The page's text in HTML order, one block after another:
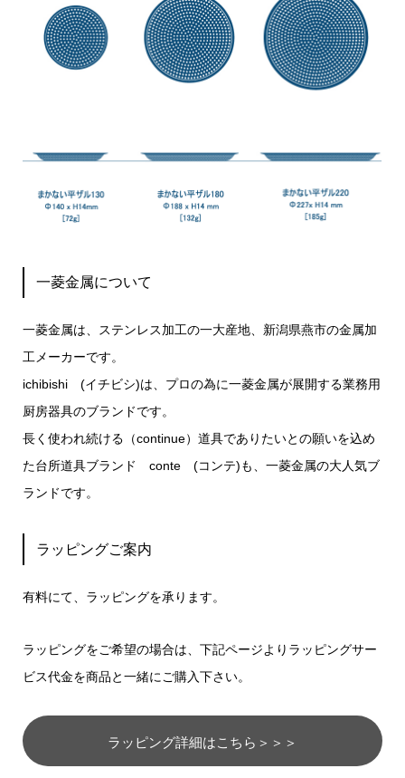
一菱金属について
一菱金属は、ステンレス加工の一大産地、新潟県燕市の金属加
工メーカーです。
ichibishi (イチビシ)は、プロの為に一菱金属が展開する業務用
厨房器具のブランドです。
長く使われ続ける（continue）道具でありたいとの願いを込め
た台所道具ブランド conte (コンテ)も、一菱金属の大人気ブ
ランドです。
ラッピングご案内
有料にて、ラッピングを承ります。
ラッピングをご希望の場合は、下記ページよりラッピングサー
ビス代金を商品と一緒にご購入下さい。
ラッピング詳細はこちら＞＞＞